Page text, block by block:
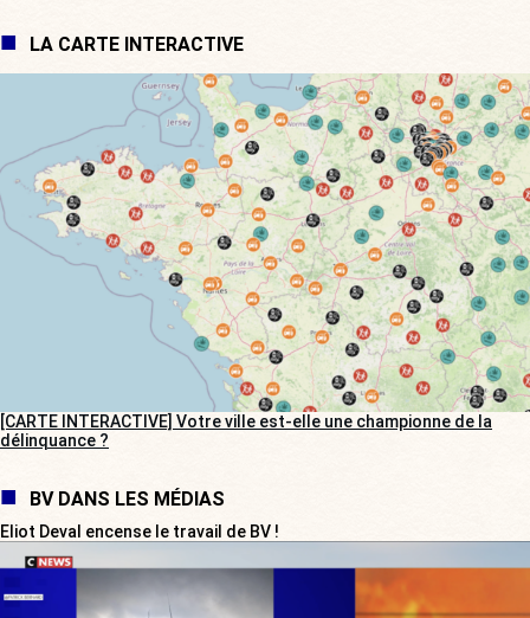
LA CARTE INTERACTIVE
[CARTE INTERACTIVE] Votre ville est-elle une championne de la
délinquance ?
BV DANS LES MÉDIAS
Eliot Deval encense le travail de BV !